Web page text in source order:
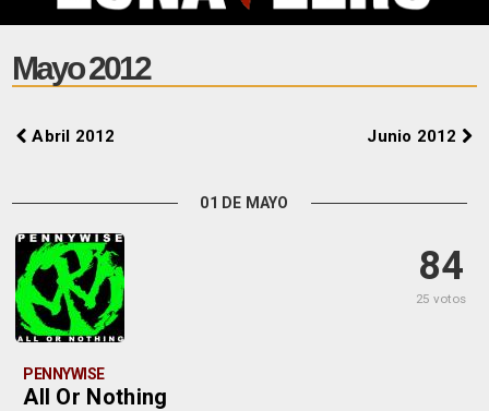
CONTENIDO
COMUNIDAD
FOROS
Mayo 2012
Abril 2012 Junio 2012
01 DE MAYO
84
25 votos
PENNYWISE
All Or Nothing